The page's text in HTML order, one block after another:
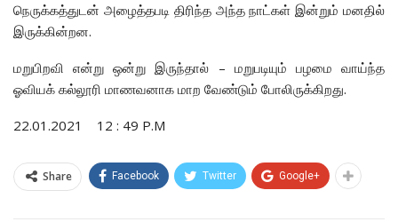
நெருக்கத்துடன் அழைத்தபடி திரிந்த அந்த நாட்கள் இன்றும் மனதில்
இருக்கின்றன.
மறுபிறவி என்று ஒன்று இருந்தால் – மறுபடியும் பழமை வாய்ந்த
ஓவியக் கல்லூரி மாணவனாக மாற வேண்டும் போலிருக்கிறது.
22.01.2021 12 : 49 P.M
Share Facebook Twitter Google+